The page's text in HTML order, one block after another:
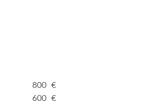
800 €
600 €